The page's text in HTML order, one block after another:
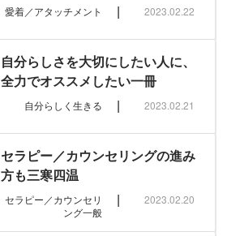
愛着／アタッチメント | 2023.02.22
自分らしさを大切にしたい人に、
全力でオススメしたい一冊
自分らしく生きる | 2023.02.21
セラピー／カウンセリングの進み
方も三寒四温
セラピー／カウンセリ
ング一般
| 2023.02.20